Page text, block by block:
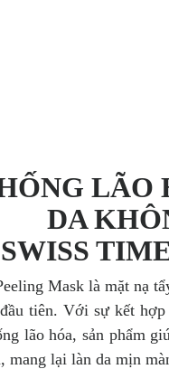
LÃO
DA
Mask là mặt nạ
tiên. Với sự kết
lão hóa, sản phẩm
mang lại làn da mịn